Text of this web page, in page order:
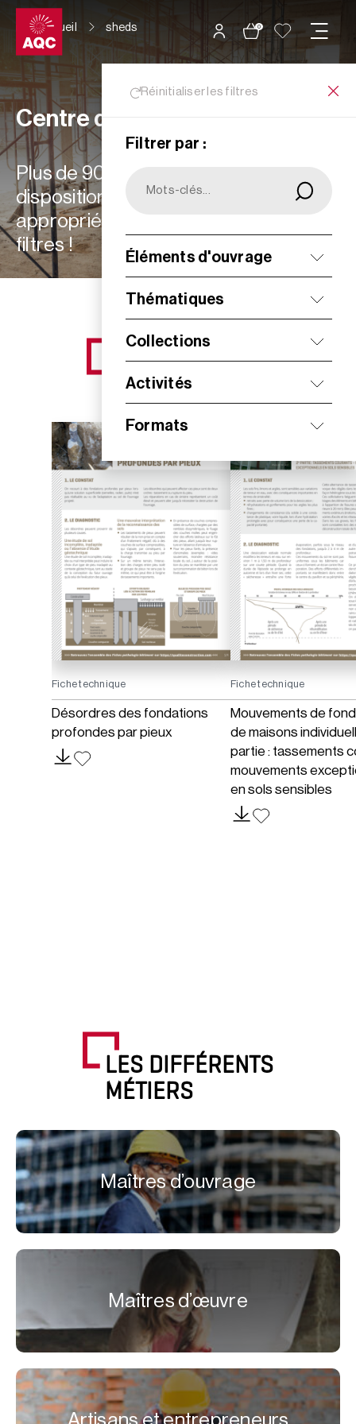
Panneau de gestion des cookies
0
Accueil sheds
Réinitialiser les filtres
Filtrer par :
Éléments d'ouvrage
Thématiques
Collections
Activités
Formats
Centre de ressources
Plus de 900 ressources à votre
disposition : choisissez les plus
appropriées à vos besoins grâce aux
filtres !
NOS NOUVEAUTÉS
Fiche technique
Désordres des fondations
profondes par pieux
Fiche technique
Mouvements de
de maisons
partie : tassements
mouvements
en sols sensibles
LES DIFFÉRENTS
MÉTIERS
Maîtres d’ouvrage
Maîtres d’œuvre
Artisans et entrepreneurs